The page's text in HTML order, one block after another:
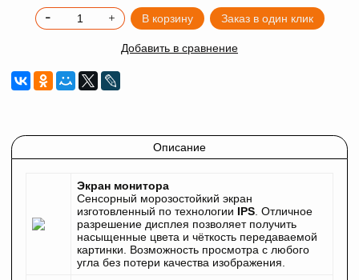
В корзину Заказ в один клик
Добавить в сравнение
Описание
Экран монитора
Сенсорный морозостойкий экран
изготовленный по технологии IPS . Отличное
разрешение дисплея позволяет получить
насыщенные цвета и чёткость передаваемой
картинки. Возможность просмотра с любого
угла без потери качества изображения.